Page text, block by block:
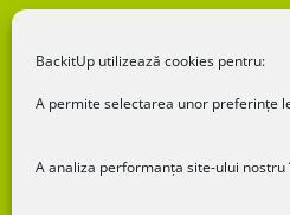
BackitUp utilizează cookies pentru:
A permite selectarea unor preferințe
A analiza performanța site-ului nostru